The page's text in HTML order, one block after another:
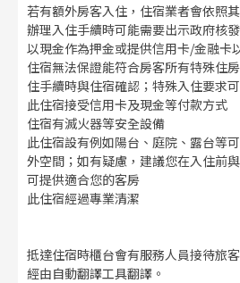
若有額外房客入住，住宿業者會依照
辦理入住手續時可能需要出示政府核
以現金作為押金或提供信用卡/金融卡
住宿無法保證能符合房客所有特殊住
住手續時與住宿確認；特殊入住要求
此住宿接受信用卡及現金等付款方式
住宿有滅火器等安全設備
此住宿設有例如陽台、庭院、露台等
外空間；如有疑慮，建議您在入住前
可提供適合您的客房
此住宿經過專業清潔
抵達住宿時櫃台會有服務人員接待旅
經由自動翻譯工具翻譯。